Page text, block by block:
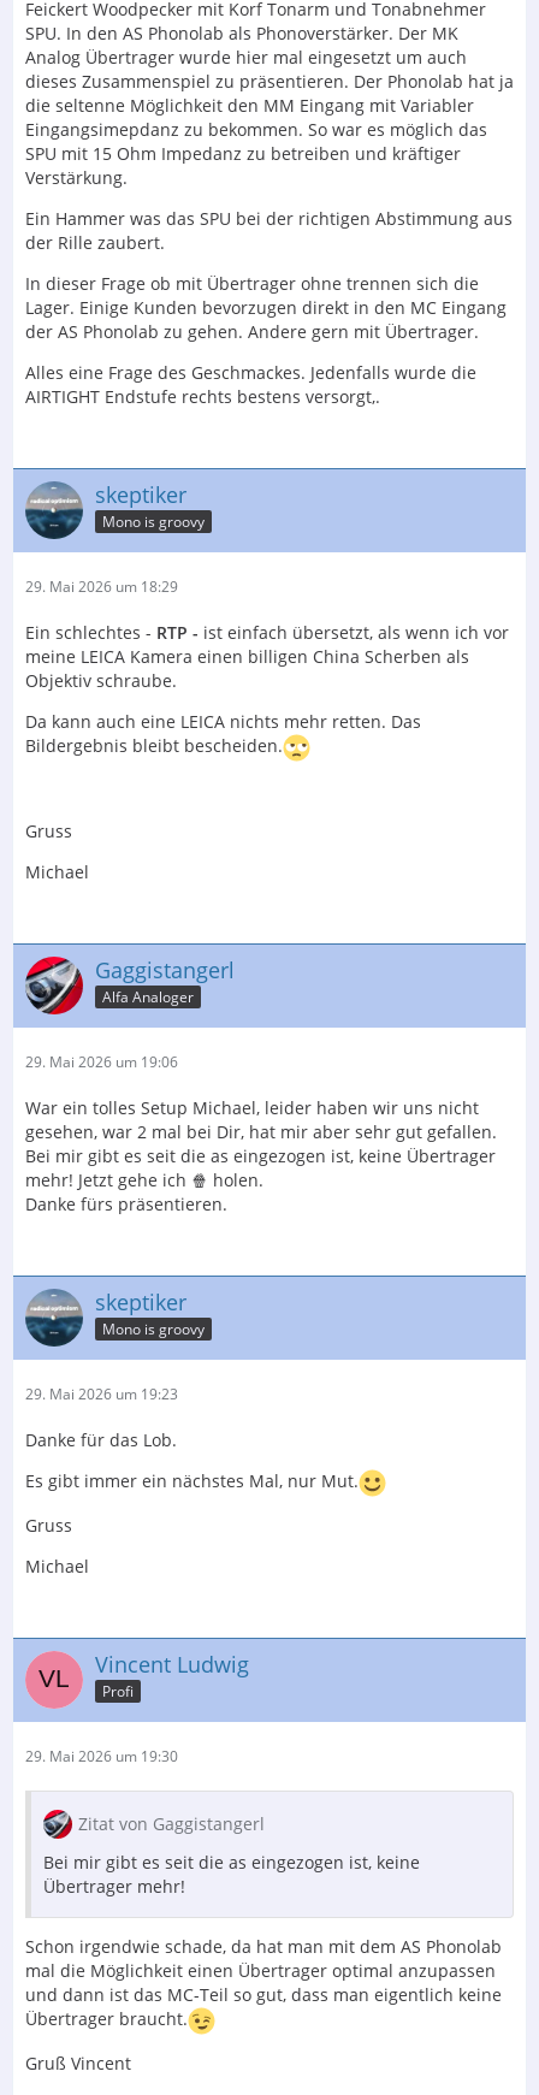
Feickert Woodpecker mit Korf Tonarm und Tonabnehmer
SPU. In den AS Phonolab als Phonoverstärker. Der MK
Analog Übertrager wurde hier mal eingesetzt um auch
dieses Zusammenspiel zu präsentieren. Der Phonolab hat ja
die seltenne Möglichkeit den MM Eingang mit Variabler
Eingangsimepdanz zu bekommen. So war es möglich das
SPU mit 15 Ohm Impedanz zu betreiben und kräftiger
Verstärkung.
Ein Hammer was das SPU bei der richtigen Abstimmung aus
der Rille zaubert.
In dieser Frage ob mit Übertrager ohne trennen sich die
Lager. Einige Kunden bevorzugen direkt in den MC Eingang
der AS Phonolab zu gehen. Andere gern mit Übertrager.
Alles eine Frage des Geschmackes. Jedenfalls wurde die
AIRTIGHT Endstufe rechts bestens versorgt,.
skeptiker
Mono is groovy
29. Mai 2026 um 18:29
Ein schlechtes - RTP - ist einfach übersetzt, als wenn ich vor
meine LEICA Kamera einen billigen China Scherben als
Objektiv schraube.
Da kann auch eine LEICA nichts mehr retten. Das
Bildergebnis bleibt bescheiden.
Gruss
Michael
Gaggistangerl
Alfa Analoger
29. Mai 2026 um 19:06
War ein tolles Setup Michael, leider haben wir uns nicht
gesehen, war 2 mal bei Dir, hat mir aber sehr gut gefallen.
Bei mir gibt es seit die as eingezogen ist, keine Übertrager
mehr! Jetzt gehe ich 🍿 holen.
Danke fürs präsentieren.
skeptiker
Mono is groovy
29. Mai 2026 um 19:23
Danke für das Lob.
Es gibt immer ein nächstes Mal, nur Mut.
Gruss
Michael
Vincent Ludwig
Profi
29. Mai 2026 um 19:30
Zitat von Gaggistangerl
Bei mir gibt es seit die as eingezogen ist, keine
Übertrager mehr!
Schon irgendwie schade, da hat man mit dem AS Phonolab
mal die Möglichkeit einen Übertrager optimal anzupassen
und dann ist das MC-Teil so gut, dass man eigentlich keine
Übertrager braucht.
Gruß Vincent